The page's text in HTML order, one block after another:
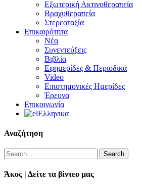
Εξωτερική Ακτινοθεραπεία
Βραχυθεραπεία
Στερεοταξία
Επικαιρότητα
Νέα
Συνεντεύξεις
Βιβλία
Εφημερίδες & Περιοδικά
Video
Επιστημονικές Ημερίδες
Έρευνα
Επικοινωνία
Ελληνικα
Αναζήτηση
Search
Άκος | Δείτε τα βίντεο μας